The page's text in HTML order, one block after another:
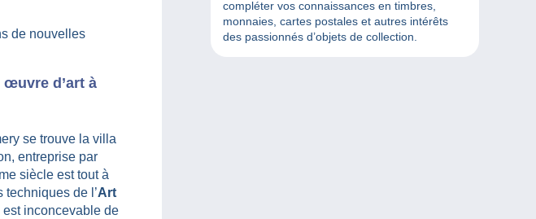
de nouvelles
œuvre d’art à
se trouve la villa
entreprise par
siècle est tout à
de l’Art
est inconcevable de
compléter vos connaissances en timbres,
monnaies, cartes postales et autres intérêts
des passionnés d’objets de collection.